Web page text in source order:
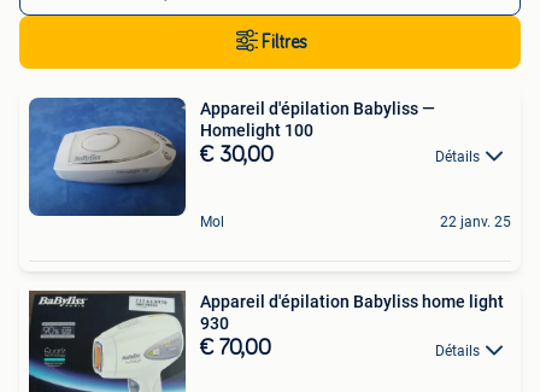
Filtres
Appareil d'épilation Babyliss —
Homelight 100
€ 30,00 Détails
Mol 22 janv. 25
Appareil d'épilation Babyliss home light
930
€ 70,00 Détails